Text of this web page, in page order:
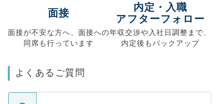
面接
面接が不安な方へ、 面接への
同席も行っています
内定・入職
アフターフォロー
年収交渉や入社日調整まで、
内定後もバックアップ
よくあるご質問